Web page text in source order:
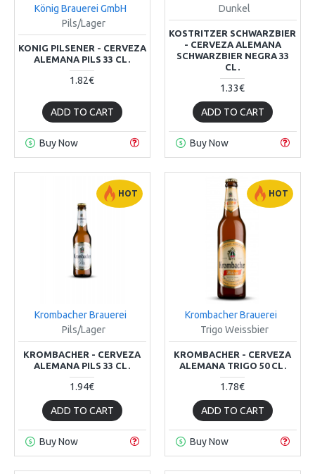
König Brauerei GmbH
Pils/Lager
KONIG PILSENER - CERVEZA
ALEMANA PILS 33 CL.
1.82€
ADD TO CART
Buy Now
Dunkel
KOSTRITZER SCHWARZBIER
- CERVEZA ALEMANA
SCHWARZBIER NEGRA 33
CL.
1.33€
ADD TO CART
Buy Now
HOT
Krombacher Brauerei
Pils/Lager
KROMBACHER - CERVEZA
ALEMANA PILS 33 CL.
1.94€
ADD TO CART
Buy Now
HOT
Krombacher Brauerei
Trigo Weissbier
KROMBACHER - CERVEZA
ALEMANA TRIGO 50 CL.
1.78€
ADD TO CART
Buy Now